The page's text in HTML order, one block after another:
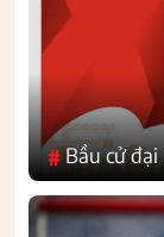
#Bầu cử